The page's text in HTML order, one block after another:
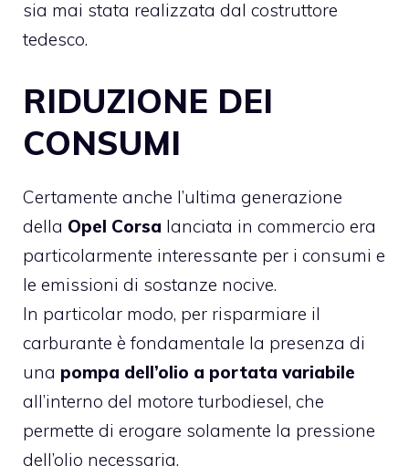
sia mai stata realizzata dal costruttore
tedesco.
RIDUZIONE DEI
CONSUMI
Certamente anche l’ultima generazione
della Opel Corsa lanciata in commercio era
particolarmente interessante per i consumi e
le emissioni di sostanze nocive.
In particolar modo, per risparmiare il
carburante è fondamentale la presenza di
una pompa dell’olio a portata variabile
all’interno del motore turbodiesel, che
permette di erogare solamente la pressione
dell’olio necessaria.